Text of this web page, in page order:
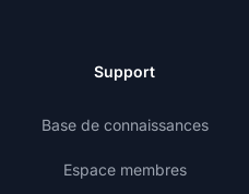
Support
Base de connaissances
Espace membres